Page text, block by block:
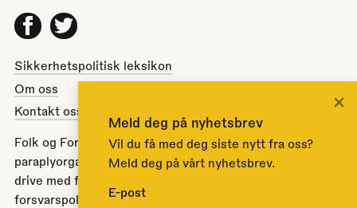
Facebook
Twitter
Sikkerhetspolitisk leksikon
Om oss
Kontakt oss
Folk og Forsvar er en partipolitisk nøytral
paraplyorganisasjon opprettet av Stortinget i 1951 for å
drive med folkeopplysning om norsk sikkerhets- og
forsvarspolitikk.
Meld deg på nyhetsbrev
Vil du få med deg siste nytt fra oss?
Meld deg på vårt nyhetsbrev.
E-post
×